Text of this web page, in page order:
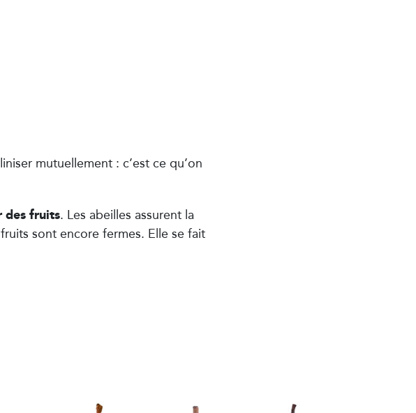
mutuellement : c’est ce qu’on
fruits. Les abeilles assurent la
sont encore fermes. Elle se fait